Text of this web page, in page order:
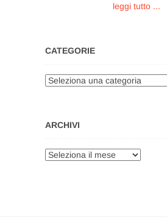
leggi tutto ...
CATEGORIE
Categorie
ARCHIVI
Archivi